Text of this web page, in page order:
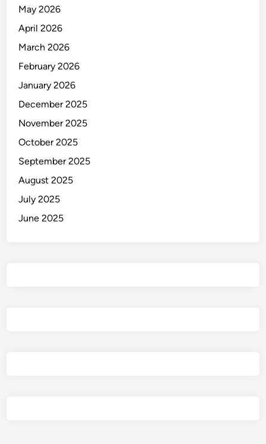
May 2026
April 2026
March 2026
February 2026
January 2026
December 2025
November 2025
October 2025
September 2025
August 2025
July 2025
June 2025